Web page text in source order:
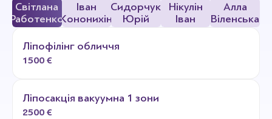
Світлана
Работенко
Іван
Кононихін
Сидорчук
Юрій
Нікулін
Іван
Алла
Віленська
Ліпофілінг обличчя
1500 €
Ліпосакція вакуумна 1 зони
2500 €